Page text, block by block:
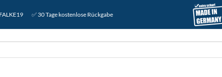
✅ 30 Tage kostenlose Rückgabe